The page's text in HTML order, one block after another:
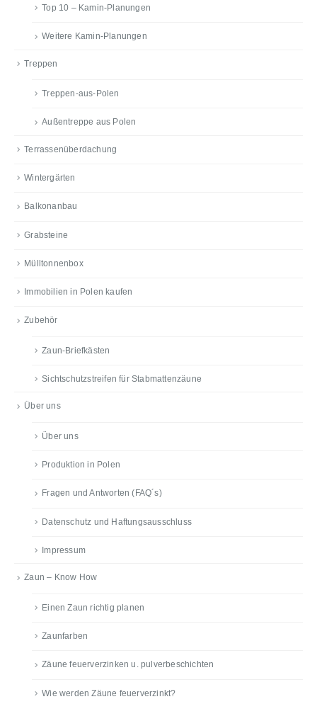
Top 10 – Kamin-Planungen
Weitere Kamin-Planungen
Treppen
Treppen-aus-Polen
Außentreppe aus Polen
Terrassenüberdachung
Wintergärten
Balkonanbau
Grabsteine
Mülltonnenbox
Immobilien in Polen kaufen
Zubehör
Zaun-Briefkästen
Sichtschutzstreifen für Stabmattenzäune
Über uns
Über uns
Produktion in Polen
Fragen und Antworten (FAQ´s)
Datenschutz und Haftungsausschluss
Impressum
Zaun – Know How
Einen Zaun richtig planen
Zaunfarben
Zäune feuerverzinken u. pulverbeschichten
Wie werden Zäune feuerverzinkt?